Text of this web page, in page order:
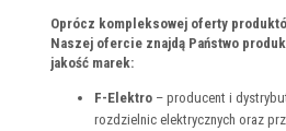
Oprócz kompleksowej oferty
Naszej ofercie znajdą Państwo
jakość marek:
F-Elektro – producent i
rozdzielnic elektrycznych oraz